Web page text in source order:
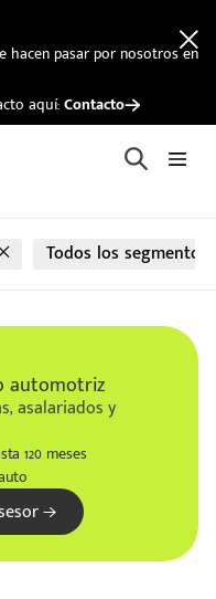
hacen pasar por nosotros en
aquí:Contacto
Todos los segmentos
automotriz
asalariados y
120 meses